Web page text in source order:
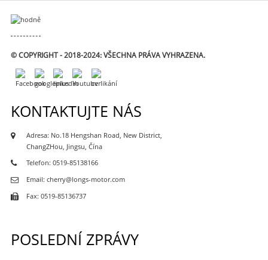
© COPYRIGHT - 2018-2024: VŠECHNA PRÁVA VYHRAZENA.
KONTAKTUJTE NÁS
Adresa: No.18 Hengshan Road, New District,
ChangZHou, Jingsu, Čína
Telefon: 0519-85138166
Email: cherry@longs-motor.com
Fax: 0519-85136737
POSLEDNÍ ZPRÁVY